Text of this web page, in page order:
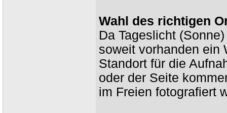
Wahl des richtigen
Da Tageslicht
soweit vorhanden ein
Standort für die
oder der Seite
im Freien fotografiert